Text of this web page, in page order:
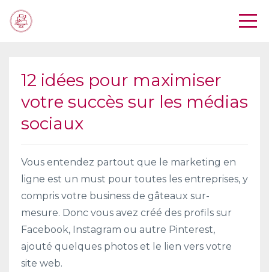
12 idées pour maximiser
votre succès sur les médias
sociaux
Vous entendez partout que le marketing en
ligne est un must pour toutes les entreprises, y
compris votre business de gâteaux sur-
mesure. Donc vous avez créé des profils sur
Facebook, Instagram ou autre Pinterest,
ajouté quelques photos et le lien vers votre
site web.